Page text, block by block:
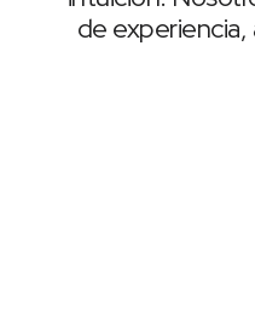
de experiencia,